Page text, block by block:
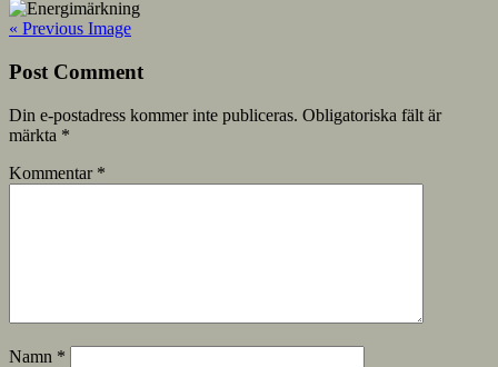
« Previous Image
Post Comment
Din e-postadress kommer inte publiceras. Obligatoriska fält är
märkta *
Kommentar *
Namn *